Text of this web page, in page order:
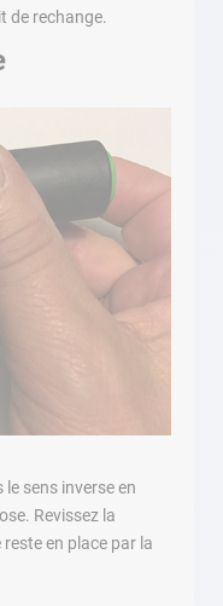
de rechange.
sens inverse en
Revissez la
en place par la